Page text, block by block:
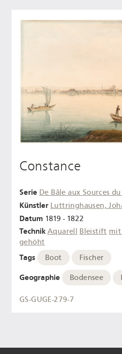
Constance
Serie De Bâle aux Sources
Künstler Luttringhausen,
Datum 1819 - 1822
Technik Aquarell Bleistift mit
gehöht
Tags Boot Fischer
Geographie Bodensee
GS-GUGE-279-7